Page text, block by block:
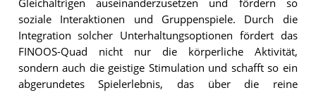
Gleichaltrigen auseinanderzusetzen und fördern so
soziale Interaktionen und Gruppenspiele. Durch die
Integration solcher Unterhaltungsoptionen fördert das
FINOOS-Quad nicht nur die körperliche Aktivität,
sondern auch die geistige Stimulation und schafft so ein
abgerundetes Spielerlebnis, das über die reine